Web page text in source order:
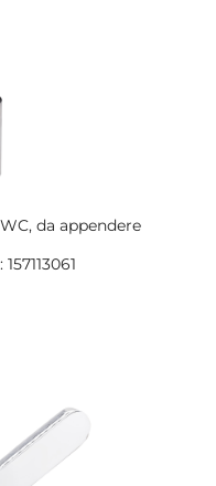
da appendere